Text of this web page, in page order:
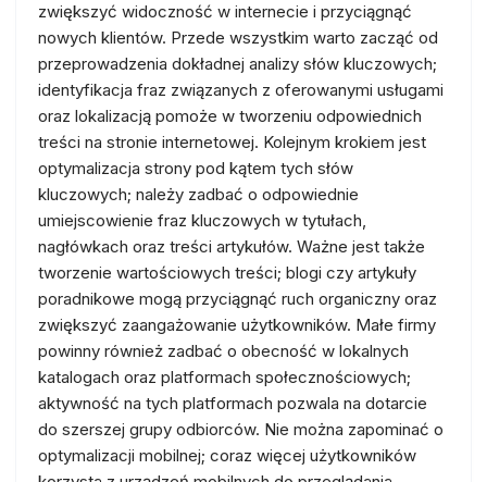
zwiększyć widoczność w internecie i przyciągnąć
nowych klientów. Przede wszystkim warto zacząć od
przeprowadzenia dokładnej analizy słów kluczowych;
identyfikacja fraz związanych z oferowanymi usługami
oraz lokalizacją pomoże w tworzeniu odpowiednich
treści na stronie internetowej. Kolejnym krokiem jest
optymalizacja strony pod kątem tych słów
kluczowych; należy zadbać o odpowiednie
umiejscowienie fraz kluczowych w tytułach,
nagłówkach oraz treści artykułów. Ważne jest także
tworzenie wartościowych treści; blogi czy artykuły
poradnikowe mogą przyciągnąć ruch organiczny oraz
zwiększyć zaangażowanie użytkowników. Małe firmy
powinny również zadbać o obecność w lokalnych
katalogach oraz platformach społecznościowych;
aktywność na tych platformach pozwala na dotarcie
do szerszej grupy odbiorców. Nie można zapominać o
optymalizacji mobilnej; coraz więcej użytkowników